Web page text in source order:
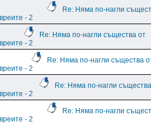
Re: Няма по-нагли
- 2
Re: Няма по-нагли същества от
- 2
Re: Няма по-нагли същества
- 2
Re: Няма по-нагли
- 2
Re: Няма по-нагли
- 2